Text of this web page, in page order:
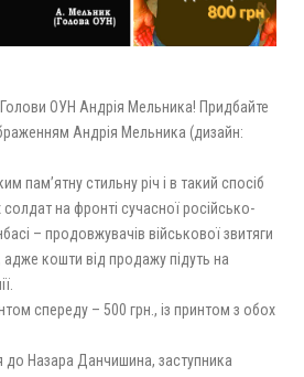
ОУН Андрія Мельника! Придбайте
Андрія Мельника (дизайн:
пам’ятну стильну річ і в такий спосіб
солдат на фронті сучасної російсько-
– продовжувачів військової звитяги
кошти від продажу підуть на
спереду – 500 грн., із принтом з обох
до Назара Данчишина, заступника